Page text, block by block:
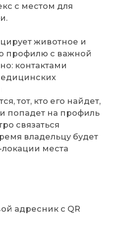
с местом для
животное и
профилю с важной
контактами
тот, кто его найдет,
попадет на профиль
связаться
владельцу будет
локации места
адресник с QR